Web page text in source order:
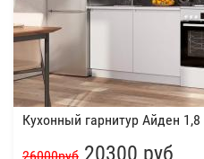
Кухонный гарнитур Айден 1,8
20300 руб